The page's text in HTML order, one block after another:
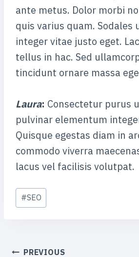
ante metus. Dolor morbi
quis varius quam. Sodales
integer vitae justo eget.
tellus in hac. Sed
tincidunt ornare massa
Laura: Consectetur purus
pulvinar elementum
Quisque egestas diam in
commodo viverra
lacus vel facilisis volutpat.
Post
Tags:
#SEO
POST
PREVIOUS